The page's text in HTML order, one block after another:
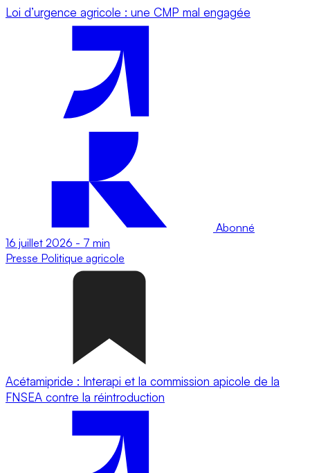
Loi d’urgence agricole : une CMP mal engagée
Abonné
16 juillet 2026 - 7 min
Presse Politique agricole
Acétamipride : Interapi et la commission apicole de la
FNSEA contre la réintroduction